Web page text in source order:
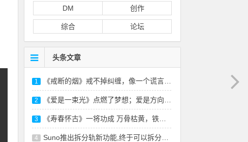
DM 创作
综合 论坛
头条文章
1 《戒断的烟》戒不掉纠缠，像一个谎言-本站原
2 《爱是一束光》点燃了梦想；爱是方向，照亮远方
3 《寿春怀古》一将功成 万骨枯黄，铁衣化尘 风
4 Suno推出拆分轨新功能,终于可以拆分轨了!音